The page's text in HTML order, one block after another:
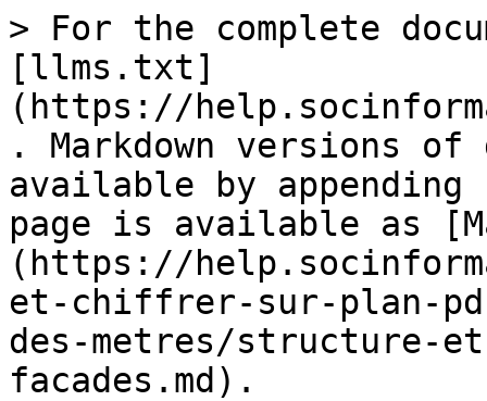
> For the complete
[llms.txt]
(https://
. Markdown versions of
available by
page is available as
(https://
et-chiffrer-sur-plan-
des-metres/structure-
facades.md).